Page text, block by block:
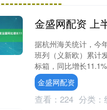
据杭州海关统计，今
班列（义新欧）累计
标箱，同比增长
江中欧班列（义新欧
运输线路26条，....
金盛网配资
查看： 224 分类：